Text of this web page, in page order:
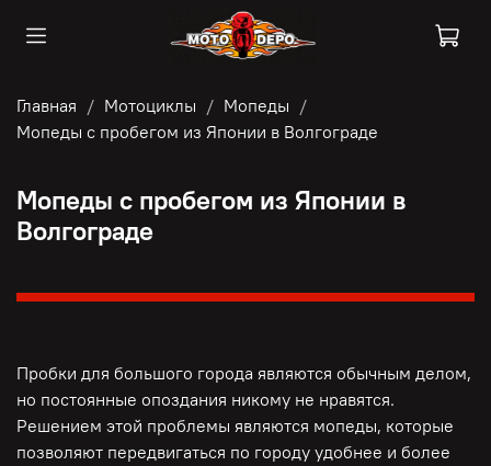
Главная Мотоциклы
Мопеды
Мопеды с пробегом из Японии в Волгограде
Мопеды с пробегом из Японии в
Волгограде
Пробки для большого города являются обычным делом,
но постоянные опоздания никому не нравятся.
Решением этой проблемы являются мопеды, которые
позволяют передвигаться по городу удобнее и более